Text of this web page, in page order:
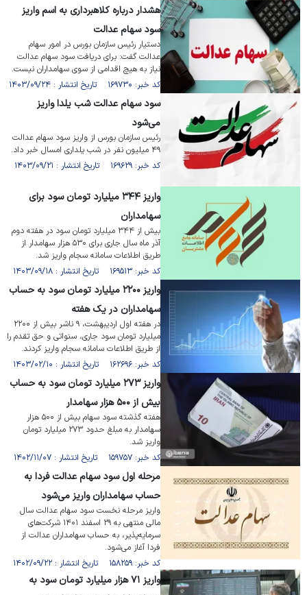
هشدار درباره کلاهبرداری به اسم واریز
سود سهام عدالت
دستیار رئیس سازمان بورس در امور سهام
عدالت گفت: برای دریافت سود سهام عدالت
نیاز به هیچ اقدامی از سوی سهامداران نیست.
کد خبر: ۱۶۹۷۳۰ تاریخ انتشار : ۱۴۰۳/۰۹/۲۴
سود سهام عدالت شب یلدا واریز
می‌شود
رئیس سازمان بورس از واریز سود سهام عدالت
۴۹ میلیون نفر در شب یلداری امسال خبر داد.
کد خبر: ۱۶۹۶۲۹ تاریخ انتشار : ۱۴۰۳/۰۹/۲۱
واریز ۳۴۴ میلیارد تومان سود برای
سهامداران
بیش از ۳۴۴ میلیارد تومان سود در هفته دوم
آذر ماه سال جاری برای ۵۳۰ هزار سهامدار از
طریق اطلاعات سامانه سجام واریز شد.
کد خبر: ۱۶۹۵۱۳ تاریخ انتشار : ۱۴۰۳/۰۹/۱۸
واریز ۲۲۰۰ میلیارد تومان سود به حساب
سهامداران در یک هفته
در هفته اول اردیبهشت، ۹ ناشر بیش از ۲۲۰۰
میلیارد تومان سود جاری، سنواتی و حق تقدم را
از طریق اطلاعات سامانه سجام واریز کردند.
کد خبر: ۱۶۲۶۹۶ تاریخ انتشار : ۱۴۰۳/۰۲/۱۰
واریز ۲۷۳ میلیارد تومان سود به حساب
بیش از ۵۰۰ هزار سهامدار
هفته گذشته سود سهام بیش از ۵۰۰ هزار
سهامدار به مبلغ حدود ۲۷۳ میلیارد تومان
واریز شد.
کد خبر: ۱۵۹۷۵۷ تاریخ انتشار : ۱۴۰۲/۱۱/۰۷
مرحله اول سود سهام عدالت فردا به
حساب سهامداران واریز می‌شود
واریز مرحله نخست سود سهام عدالت سال
مالی منتهی به ۲۹ اسفند ۱۴۰۱ شرکت‌های
سرمایه‌پذیر، به حساب سهامداران عدالت از
فردا آغاز می‌شود.
کد خبر: ۱۵۸۲۵۹ تاریخ انتشار : ۱۴۰۲/۰۹/۲۲
واریز ۷۱ هزار میلیارد تومان سود به